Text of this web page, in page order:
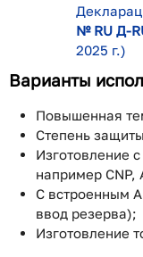
№ RU Д-
2025 г.)
Варианты
Повышенная
Степень
Изготовление
например CNP,
С встроенным
ввод резерва);
Изготовление